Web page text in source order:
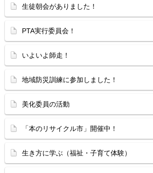
生徒朝会がありました！
PTA実行委員会！
いよいよ師走！
地域防災訓練に参加しました！
美化委員の活動
「本のリサイクル市」開催中！
生き方に学ぶ（福祉・子育て体験）